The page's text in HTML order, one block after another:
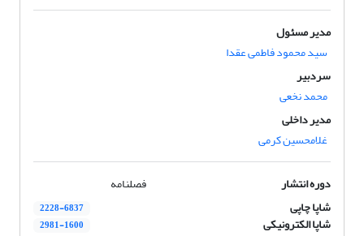
مدیر مسئول
سید محمود فاطمی عقدا
سردبیر
محمد نخعی
مدیر داخلی
غلامحسین کرمی
دوره انتشار
فصلنامه
شاپا چاپی
2228-6837
شاپا الکترونیکی 2981-1600